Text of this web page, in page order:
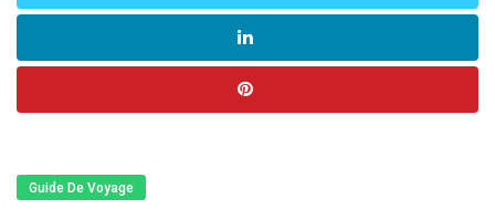
Guide De Voyage